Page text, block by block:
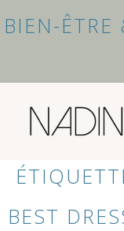
BIEN-ÊTRE
BEST